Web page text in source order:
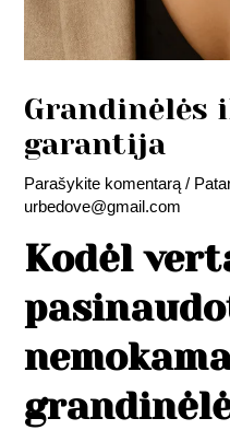
Grandinėlės
garantija
Parašykite komentarą /
urbedove@gmail.com
Kodėl